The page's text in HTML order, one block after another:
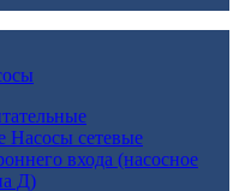
Насосы сетевые